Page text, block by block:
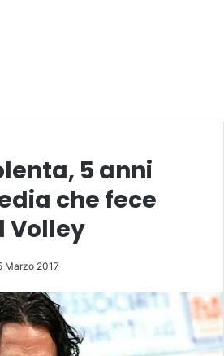
5 anni
che fece
Volley
Marzo 2017